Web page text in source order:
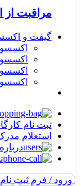
مراقبت از
گیفت و
ثبت نام
استعلام
ورود / فرم ثبت نام